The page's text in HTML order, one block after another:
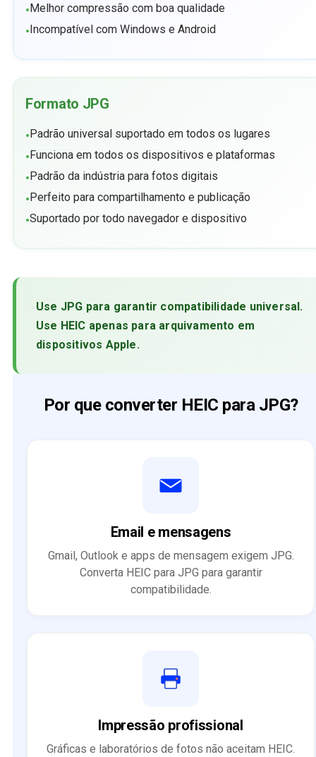
•Melhor compressão com boa qualidade
•Incompatível com Windows e Android
Formato JPG
•Padrão universal suportado em todos os lugares
•Funciona em todos os dispositivos e plataformas
•Padrão da indústria para fotos digitais
•Perfeito para compartilhamento e publicação
•Suportado por todo navegador e dispositivo
Use JPG para garantir compatibilidade universal.
Use HEIC apenas para arquivamento em
dispositivos Apple.
Por que converter HEIC para JPG?
Email e mensagens
Gmail, Outlook e apps de mensagem exigem JPG.
Converta HEIC para JPG para garantir
compatibilidade.
Impressão profissional
Gráficas e laboratórios de fotos não aceitam HEIC.